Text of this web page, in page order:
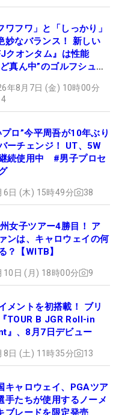
ワフワ」と「しっかり」
妙なバランス！ 新しい
クオンタム』は性能
真ん中”のゴルフシュー
年8月7日 (金) 10時00分
ロ”今平周吾が10年ぶり
ーチェンジ！ UT、5W
続使用中 #男子プロセ
6日 (木) 15時49分 38
女子ツアー4勝目！ ア
ンは、キャロウェイの何
？【WITB】
10日 (月) 18時00分 9
メントを初搭載！ ブリ
TOUR B JGR Roll-in
』、8月7日デビュー
8日 (土) 11時35分 13
キャロウェイ、PGAツア
手たちが使用するノーメ
ブレードを限定発売